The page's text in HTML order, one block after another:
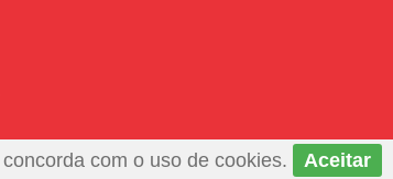
com o uso de cookies. Aceitar